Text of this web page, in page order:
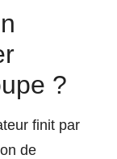
?
finit par
de